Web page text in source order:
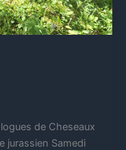
de Cheseaux
jurassien Samedi